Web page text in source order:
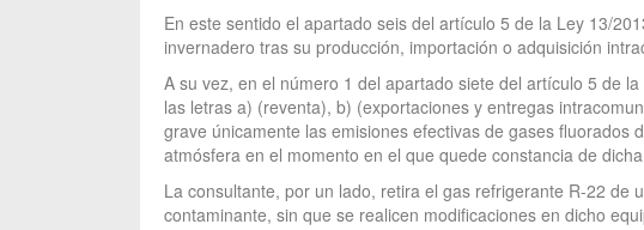
En este sentido el apartado seis del artículo 5 de la Ley 13/
invernadero tras su producción, importación o adquisición
A su vez, en el número 1 del apartado siete del artículo 5 de
las letras a) (reventa), b) (exportaciones y entregas
grave únicamente las emisiones efectivas de gases
atmósfera en el momento en el que quede constancia de
La consultante, por un lado, retira el gas refrigerante R-22
contaminante, sin que se realicen modificaciones en dicho